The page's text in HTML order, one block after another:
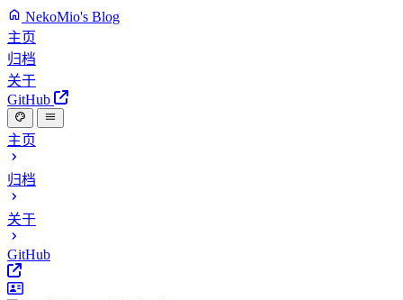
NekoMio's Blog
主页
归档
关于
GitHub
主页
归档
关于
GitHub